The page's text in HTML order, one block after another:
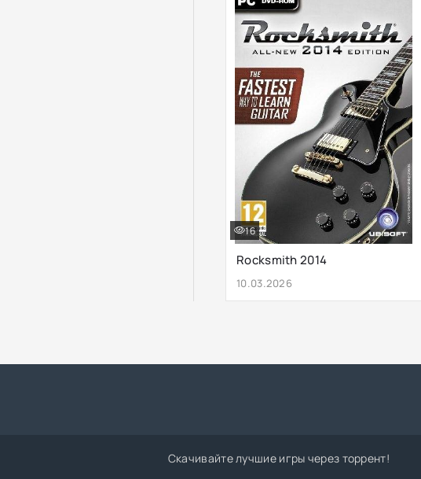
Rocksmith 2014
10.03.2026
16
Скачивайте лучшие игры через торрент!